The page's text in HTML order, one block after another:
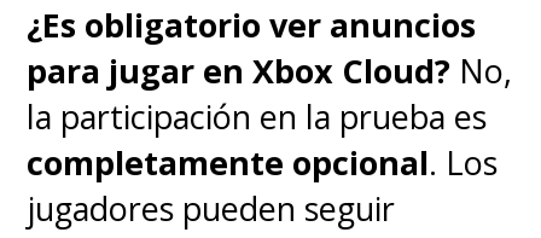
¿Es obligatorio ver anuncios
para jugar en Xbox Cloud? No,
la participación en la prueba es
completamente opcional. Los
jugadores pueden seguir